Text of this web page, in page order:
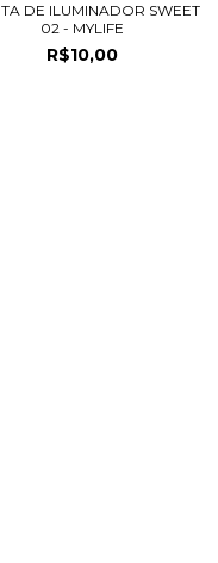
DE ILUMINADOR SWEET
02 - MYLIFE
R$10,00